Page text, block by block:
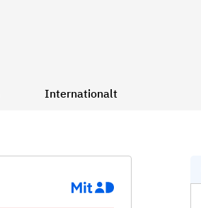
Internationalt